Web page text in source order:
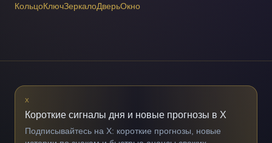
КольцоКлючЗеркалоДверьОкно
X
Короткие сигналы дня и новые прогнозы в X
Подписывайтесь на X: короткие прогнозы, новые